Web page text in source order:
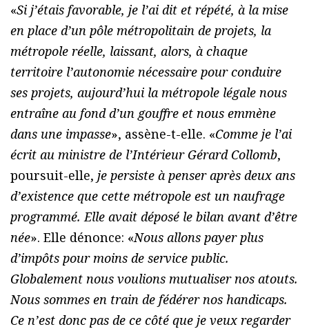
«Si j’étais favorable, je l’ai dit et répété, à la mise
en place d’un pôle métropolitain de projets, la
métropole réelle, laissant, alors, à chaque
territoire l’autonomie nécessaire pour conduire
ses projets, aujourd’hui la métropole légale nous
entraîne au fond d’un gouffre et nous emmène
dans une impasse», assène-t-elle. «Comme je l’ai
écrit au ministre de l’Intérieur Gérard Collomb,
poursuit-elle, je persiste à penser après deux ans
d’existence que cette métropole est un naufrage
programmé. Elle avait déposé le bilan avant d’être
née». Elle dénonce: «Nous allons payer plus
d’impôts pour moins de service public.
Globalement nous voulions mutualiser nos atouts.
Nous sommes en train de fédérer nos handicaps.
Ce n’est donc pas de ce côté que je veux regarder